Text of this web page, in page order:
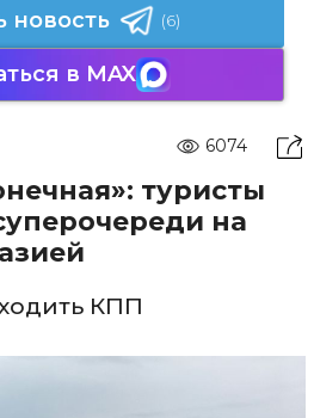
новость (6)
в MAX
6074
туристы
на
КПП